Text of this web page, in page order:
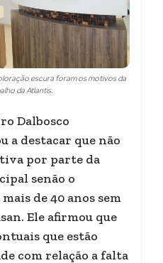
escura foram os motivos da
da Atlantis.
Dalbosco
a destacar que não
por parte da
senão o
de 40 anos sem
Ele afirmou que
que estão
com relação a falta